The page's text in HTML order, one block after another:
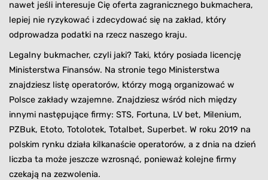
nawet jeśli interesuje Cię oferta zagranicznego bukmachera,
lepiej nie ryzykować i zdecydować się na zakład, który
odprowadza podatki na rzecz naszego kraju.
Legalny bukmacher, czyli jaki? Taki, który posiada licencję
Ministerstwa Finansów. Na stronie tego Ministerstwa
znajdziesz listę operatorów, którzy mogą organizować w
Polsce zakłady wzajemne. Znajdziesz wśród nich między
innymi następujące firmy: STS, Fortuna, LV bet, Milenium,
PZBuk, Etoto, Totolotek, Totalbet, Superbet. W roku 2019 na
polskim rynku działa kilkanaście operatorów, a z dnia na dzień
liczba ta może jeszcze wzrosnąć, ponieważ kolejne firmy
czekają na zezwolenia.